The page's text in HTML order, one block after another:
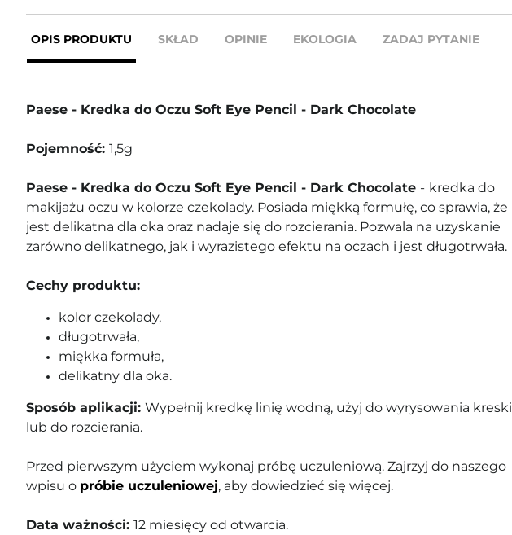
OPIS PRODUKTU SKŁAD OPINIE EKOLOGIA ZADAJ PYTANIE
Paese - Kredka do Oczu Soft Eye Pencil - Dark Chocolate
Pojemność: 1,5g
Paese - Kredka do Oczu Soft Eye Pencil - Dark Chocolate - kredka do
makijażu oczu w kolorze czekolady. Posiada miękką formułę, co sprawia, że
jest delikatna dla oka oraz nadaje się do rozcierania. Pozwala na uzyskanie
zarówno delikatnego, jak i wyrazistego efektu na oczach i jest długotrwała.
Cechy produktu:
kolor czekolady,
długotrwała,
miękka formuła,
delikatny dla oka.
Sposób aplikacji: Wypełnij kredkę linię wodną, użyj do wyrysowania kreski
lub do rozcierania.
Przed pierwszym użyciem wykonaj próbę uczuleniową. Zajrzyj do naszego
wpisu o próbie uczuleniowej, aby dowiedzieć się więcej.
Data ważności: 12 miesięcy od otwarcia.